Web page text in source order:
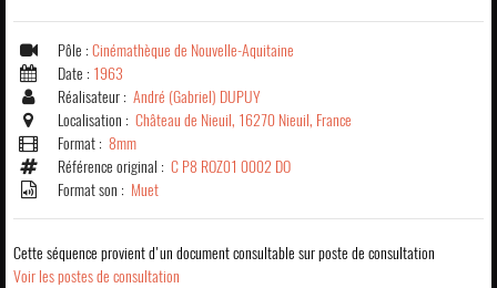
Pôle : Cinémathèque de Nouvelle-Aquitaine
Date : 1963
Réalisateur : André (Gabriel) DUPUY
Localisation : Château de Nieuil, 16270 Nieuil, France
Format : 8mm
Référence original : C P8 ROZ01 0002 DO
Format son : Muet
Cette séquence provient d'un document consultable sur poste de consultation
Voir les postes de consultation